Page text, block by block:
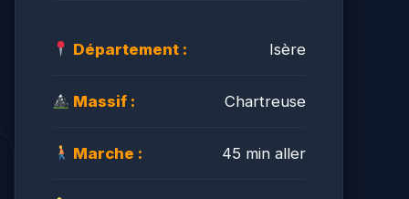
Département : Isère
Massif : Chartreuse
Marche : 45 min aller